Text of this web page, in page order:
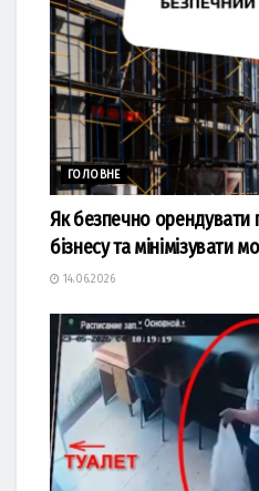
ГОЛОВНЕ
Як безпечно орендувати
бізнесу та мінімізувати
14.06.2026